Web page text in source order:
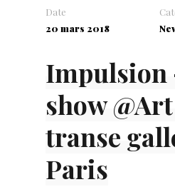
Date
20 mars 2018
Impulsion
show
transe
Paris